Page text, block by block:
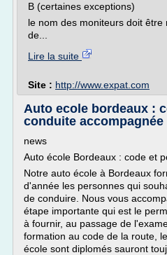
B (certaines exceptions)
le nom des moniteurs doit
de...
Lire la suite
Site : http://www.expat.com
Auto ecole bordeaux :
conduite accompagnée
news
Auto école Bordeaux : code et
Notre auto école à Bordeaux
d'année les personnes qui
de conduire. Nous vous
étape importante qui est le
à fournir, au passage de
formation au code de la route,
école sont diplomés sauront